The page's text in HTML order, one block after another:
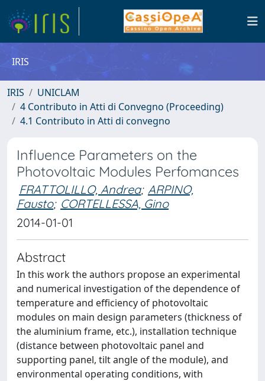
IRIS
IRIS
UNICLAM
4 Contributo in Atti di Convegno (Proceeding)
4.1 Contributo in Atti di convegno
Influence Parameters on the
Photovoltaic Modules Perfomances
FRATTOLILLO, Andrea; ARPINO,
Fausto; CORTELLESSA, Gino
2014-01-01
Abstract
In this work the authors propose an experimental
and numerical investigation of the dependence of
temperature and efficiency of photovoltaic
modules on main design parameters (thickness of
the aluminium frame, etc.), installation technique
(distance between photovoltaic panel and
supporting panel, tilt angle of the module), and
environmental operating conditions, with